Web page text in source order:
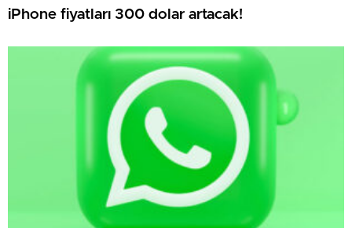
iPhone fiyatları 300 dolar artacak!